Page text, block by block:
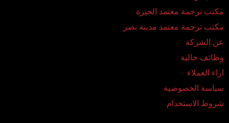
مكتب ترجمة معتمد الجيزة
مكتب ترجمة معتمد مدينة نصر
عن الشركة
وظائف خالية
اراء العملاء
سياسة الخصوصية
شروط الاستخدام